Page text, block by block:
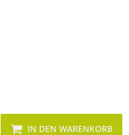
IN DEN WARENKORB